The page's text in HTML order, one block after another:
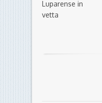
Luparense in
vetta